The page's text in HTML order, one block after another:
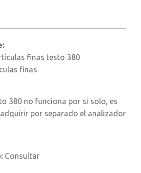
finas testo 380
finas
380 no funciona por si solo, es
por separado el analizador
Consultar